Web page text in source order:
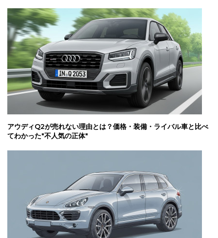
アウディQ2が売れない理由とは？価格・装備・ライバル車と比べ
てわかった"不人気の正体"